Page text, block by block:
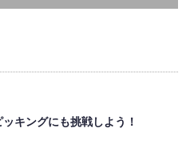
キングにも挑戦しよう！